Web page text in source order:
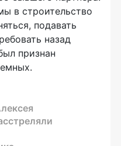
в строительство
подавать
назад
признан